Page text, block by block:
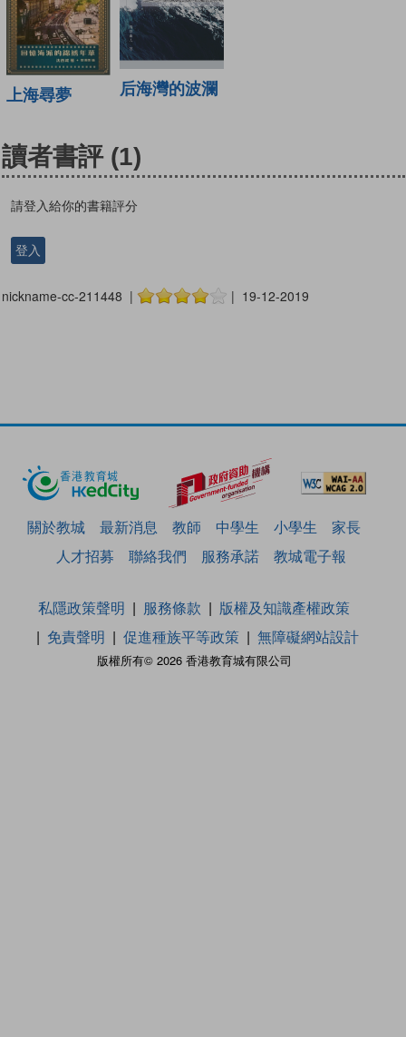
上海尋夢 后海灣的波瀾
讀者書評 (1)
請登入給你的書籍評分
登入
nickname-cc-211448 | | 19-12-2019
關於教城 最新消息 教師 中學生 小學生
家長
人才招募
聯絡我們 服務承諾 教城電子報
版權所有© 2026 香港教育城有限公司
私隱政策聲明 服務條款
版權及知識產權政策
免責聲明
促進種族平等政策 無障礙網站設計